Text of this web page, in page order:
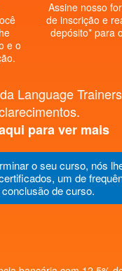
e o
Assine nosso
de inscrição e
depósito* para
Language
para ver mais
o seu curso, nós
um de
de curso.